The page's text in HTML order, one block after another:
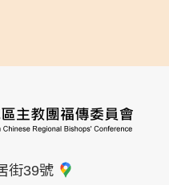
街39號